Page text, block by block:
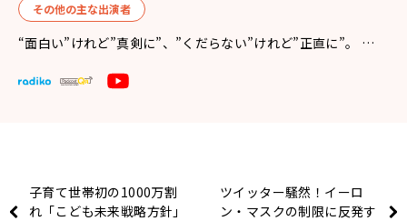
その他の主な出演者
“面白い”けれど”真剣に”、”くだらない”けれど”正直に”。 …
子育て世帯初の1000万割
れ「こども未来戦略方針」
ツイッター騒然！イーロ
ン・マスクの制限に反発す